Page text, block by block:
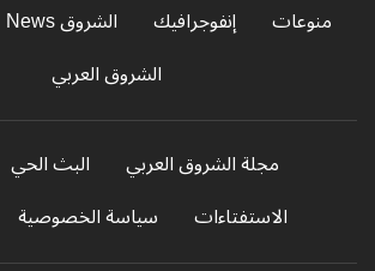
منوعات
إنفوجرافيك الشروق News
الشروق العربي
مجلة الشروق العربي البث الحي
الاستفتاءات
سياسة الخصوصية